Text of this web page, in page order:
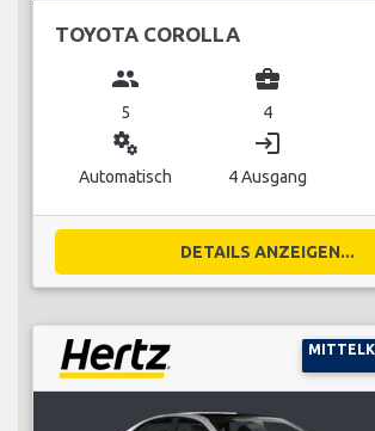
TOYOTA COROLLA
group
5
business_center
4
miscellaneous_services
Automatisch
login
4 Ausgang
DETAILS ANZEIGEN...